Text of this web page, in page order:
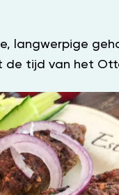
langwerpige
de tijd van het